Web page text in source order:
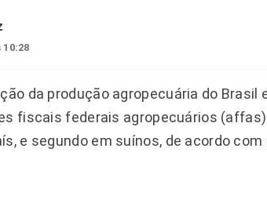
10:28
da produção agropecuária do Brasil
fiscais federais agropecuários
e segundo em suínos, de acordo